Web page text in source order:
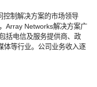
控制解决方案的市场领导
Array Networks解决方案广
括电信及服务提供商、政
体等行业。公司业务收入逐